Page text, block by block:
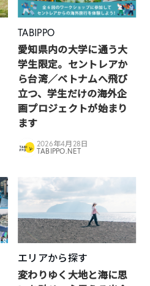
TABIPPO
愛知県内の大学に通う大
学生限定。セントレアか
ら台湾／ベトナムへ飛び
立つ、学生だけの海外企
画プロジェクトが始まり
ます
2026年4月28日
TABIPPO.NET
エリアから探す
変わりゆく大地と海に思